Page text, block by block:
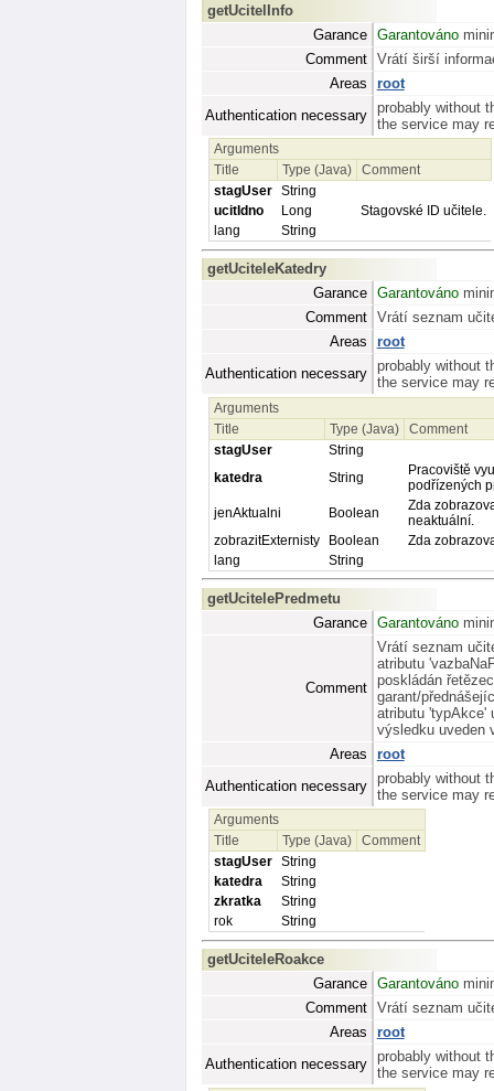
getUcitelInfo
Garance
Garantováno
Comment
Vrátí širší
Areas
root
Authentication necessary
probably without
the service may
Arguments
Title
Type (Java)
Comment
stagUser String
ucitIdno
Long
Stagovské ID učitele.
lang
String
getUciteleKatedry
Garance
Garantováno
Comment
Vrátí seznam
Areas
root
Authentication necessary
probably without
the service may
Arguments
Title
Type (Java)
Comment
stagUser
String
katedra
String
Pracoviště
podřízených
jenAktualni
Boolean
Zda
neaktuální.
zobrazitExternisty
Boolean
Zda
lang
String
getUcitelePredmetu
Garance
Garantováno
Comment
Vrátí seznam
atributu
poskládán
garant/
atributu 'typAkce'
výsledku uveden
Areas
root
Authentication necessary
probably without
the service may
Arguments
Title
Type (Java)
Comment
stagUser String
katedra
String
zkratka
String
rok
String
getUciteleRoakce
Garance
Garantováno
Comment
Vrátí seznam
Areas
root
Authentication necessary
probably without
the service may